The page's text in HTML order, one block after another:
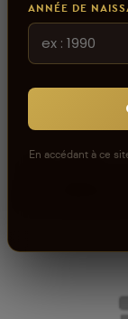
À
ANNÉE DE
En accédant à ce